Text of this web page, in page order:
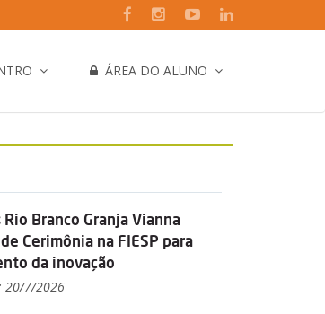
ÁREA DO ALUNO
Rio Branco Granja Vianna
Cerimônia na FIESP para
da inovação
20/7/2026